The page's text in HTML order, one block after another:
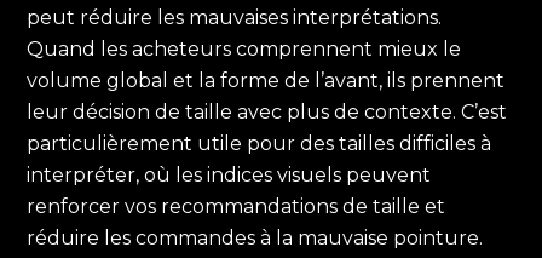
peut réduire les mauvaises interprétations.
Quand les acheteurs comprennent mieux le
volume global et la forme de l’avant, ils prennent
leur décision de taille avec plus de contexte. C’est
particulièrement utile pour des tailles difficiles à
interpréter, où les indices visuels peuvent
renforcer vos recommandations de taille et
réduire les commandes à la mauvaise pointure.